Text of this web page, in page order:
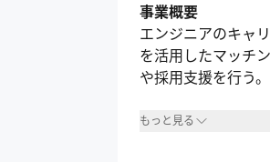
事業概要
エンジニアのキャ
を活用したマッチ
や採用支援を行う
事業領域
もっと見る